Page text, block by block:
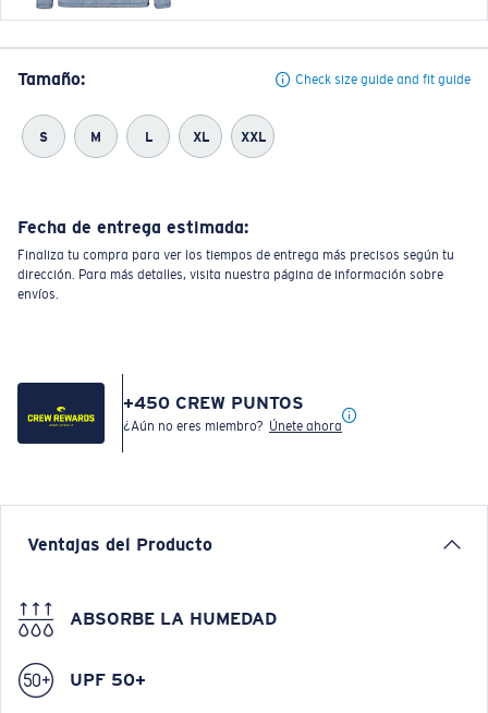
Tamaño: Check size guide and fit guide
S M L XL XXL
Fecha de entrega estimada:
Finaliza tu compra para ver los tiempos de entrega más precisos según tu
dirección. Para más detalles, visita nuestra página de información sobre
envíos.
+450 CREW PUNTOS
¿Aún no eres miembro? Únete ahora
Ventajas del Producto
ABSORBE LA HUMEDAD
UPF 50+